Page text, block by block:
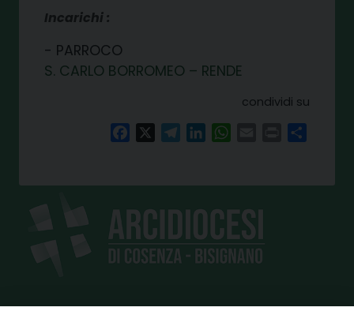
Incarichi
PARROCO
S. CARLO BORROMEO – RENDE
condividi su
FacebookTelegramLinkedInWhatsAppPrint